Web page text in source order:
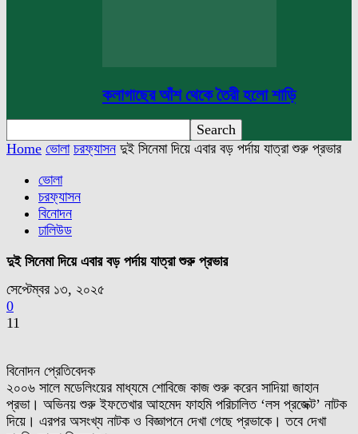
কলাগাছের আঁশ থেকে তৈরী হলো শাড়ি
Home ভোলা চরফ্যাসন দুই সিনেমা দিয়ে এবার বড় পর্দায় যাত্রা শুরু প্রভার
ভোলা
চরফ্যাসন
বিনোদন
ঢালিউড
দুই সিনেমা দিয়ে এবার বড় পর্দায় যাত্রা শুরু প্রভার
সেপ্টেম্বর ১৩, ২০২৫
0
11
বিনোদন প্রেতিবেদক
২০০৬ সালে মডেলিংয়ের মাধ্যমে শোবিজে কাজ শুরু করেন সাদিয়া জাহান
প্রভা। অভিনয় শুরু ইফতেখার আহমেদ ফাহমি পরিচালিত ‘লস প্রজেক্ট’ নাটক
দিয়ে। এরপর অসংখ্য নাটক ও বিজ্ঞাপনে দেখা গেছে প্রভাকে। তবে দেখা